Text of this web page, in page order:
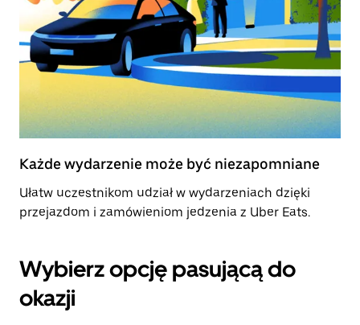
Każde wydarzenie może być niezapomniane
Ułatw uczestnikom udział w wydarzeniach dzięki
przejazdom i zamówieniom jedzenia z Uber Eats.
Wybierz opcję pasującą do
okazji